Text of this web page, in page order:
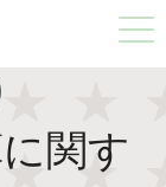
関す